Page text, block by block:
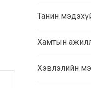
Танин
Хамтын
Хэвлэлийн